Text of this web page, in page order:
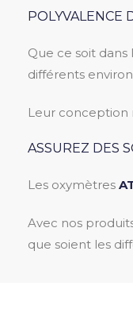
POLYVALENCE
Que ce soit
différents
Leur conception
ASSUREZ DES
Les oxymètres
Avec nos
que soient les